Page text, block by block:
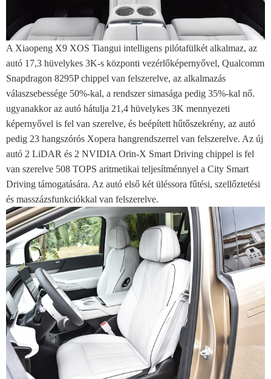
A Xiaopeng X9 XOS Tiangui intelligens pilótafülkét alkalmaz, az
autó 17,3 hüvelykes 3K-s központi vezérlőképernyővel, Qualcomm
Snapdragon 8295P chippel van felszerelve, az alkalmazás
válaszsebessége 50%-kal, a rendszer simasága pedig 35%-kal nő.
ugyanakkor az autó hátulja 21,4 hüvelykes 3K mennyezeti
képernyővel is fel van szerelve, és beépített hűtőszekrény, az autó
pedig 23 hangszórós Xopera hangrendszerrel van felszerelve. Az új
autó 2 LiDAR és 2 NVIDIA Orin-X Smart Driving chippel is fel
van szerelve 508 TOPS aritmetikai teljesítménnyel a City Smart
Driving támogatására. Az autó első két üléssora fűtési, szellőztetési
és masszázsfunkciókkal van felszerelve.